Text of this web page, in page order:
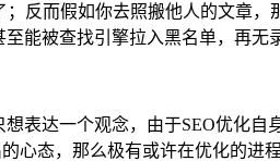
反而假如你去照搬他人的文章，
能被查找引擎拉入黑名单，再无
表达一个观念，由于SEO优化自
心态，那么极有或许在优化的进